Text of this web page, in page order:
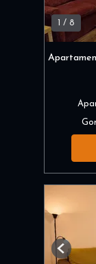
1 / 8
Previous